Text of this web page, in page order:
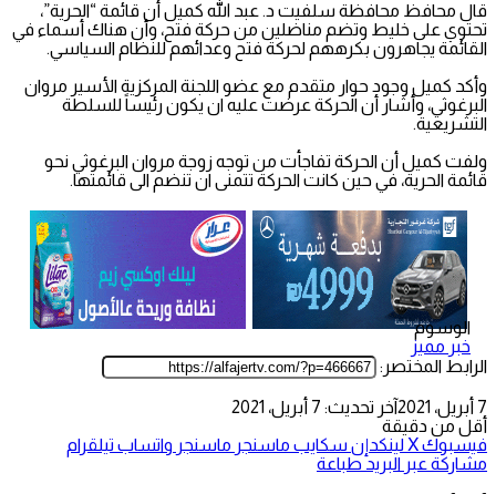
قال محافظ محافظة سلفيت د. عبد الله كميل أن قائمة “الحرية”،
تحتوي على خليط وتضم مناضلين من حركة فتح، وأن هناك أسماء في
القائمة يجاهرون بكرههم لحركة فتح وعدائهم للنظام السياسي.
وأكد كميل وجود حوار متقدم مع عضو اللجنة المركزية الأسير مروان
البرغوثي، وأشار أن الحركة عرضت عليه ان يكون رئيساً للسلطة
التشريعية.
ولفت كميل أن الحركة تفاجأت من توجه زوجة مروان البرغوثي نحو
قائمة الحرية، في حين كانت الحركة تتمنى ان تنضم الى قائمتها.
الوسوم
خبر مميز
الرابط المختصر:
7 أبريل، 2021
آخر تحديث: 7 أبريل، 2021
أقل من دقيقة
فيسبوك‫Xلينكدإن سكايب ماسنجر ماسنجر واتساب تيلقرام
مشاركة عبر البريد طباعة